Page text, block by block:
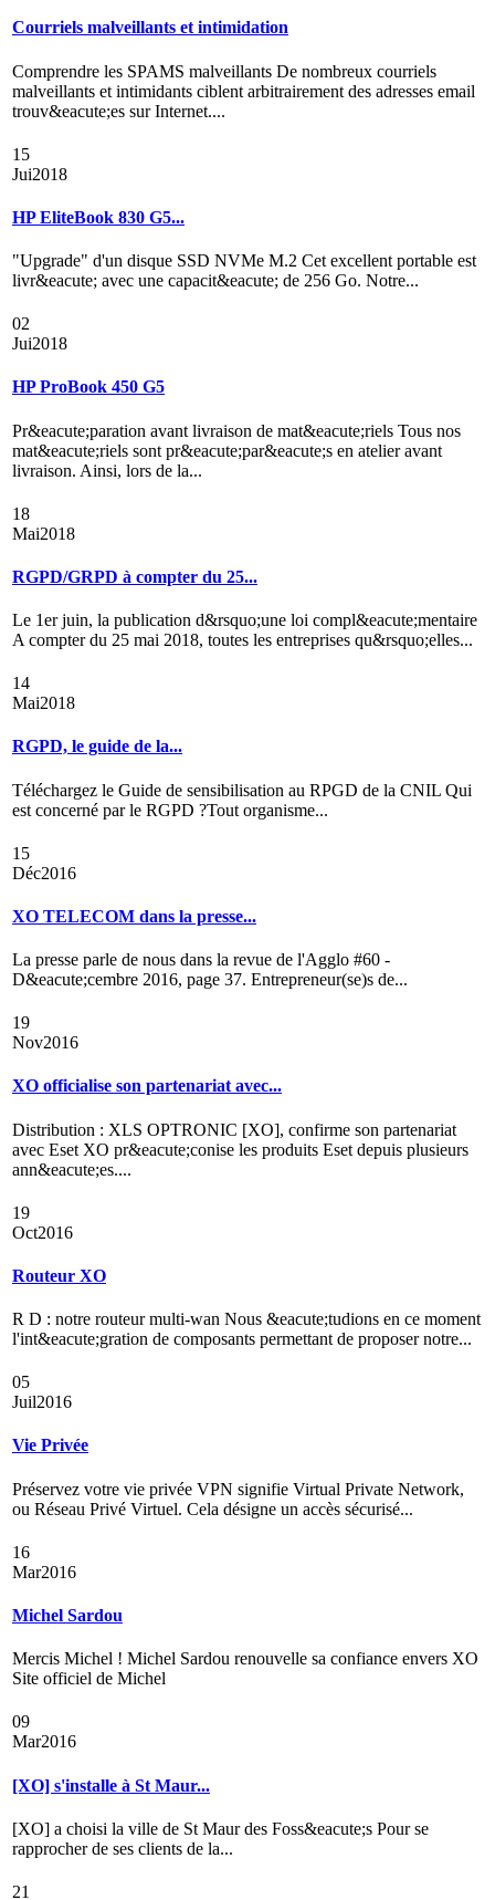
Courriels malveillants et intimidation
Comprendre les SPAMS malveillants De nombreux courriels
malveillants et intimidants ciblent arbitrairement des adresses email
trouv&eacute;es sur Internet....
15
Jui2018
HP EliteBook 830 G5...
"Upgrade" d'un disque SSD NVMe M.2 Cet excellent portable est
livr&eacute; avec une capacit&eacute; de 256 Go. Notre...
02
Jui2018
HP ProBook 450 G5
Pr&eacute;paration avant livraison de mat&eacute;riels Tous nos
mat&eacute;riels sont pr&eacute;par&eacute;s en atelier avant
livraison. Ainsi, lors de la...
18
Mai2018
RGPD/GRPD à compter du 25...
Le 1er juin, la publication d&rsquo;une loi compl&eacute;mentaire
A compter du 25 mai 2018, toutes les entreprises qu&rsquo;elles...
14
Mai2018
RGPD, le guide de la...
Téléchargez le Guide de sensibilisation au RPGD de la CNIL Qui
est concerné par le RGPD ?Tout organisme...
15
Déc2016
XO TELECOM dans la presse...
La presse parle de nous dans la revue de l'Agglo #60 -
D&eacute;cembre 2016, page 37. Entrepreneur(se)s de...
19
Nov2016
XO officialise son partenariat avec...
Distribution : XLS OPTRONIC [XO], confirme son partenariat
avec Eset XO pr&eacute;conise les produits Eset depuis plusieurs
ann&eacute;es....
19
Oct2016
Routeur XO
R D : notre routeur multi-wan Nous &eacute;tudions en ce moment
l'int&eacute;gration de composants permettant de proposer notre...
05
Juil2016
Vie Privée
Préservez votre vie privée VPN signifie Virtual Private Network,
ou Réseau Privé Virtuel. Cela désigne un accès sécurisé...
16
Mar2016
Michel Sardou
Mercis Michel ! Michel Sardou renouvelle sa confiance envers XO
Site officiel de Michel
09
Mar2016
[XO] s'installe à St Maur...
[XO] a choisi la ville de St Maur des Foss&eacute;s Pour se
rapprocher de ses clients de la...
21